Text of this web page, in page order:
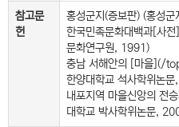
참고문
헌
홍성군지(증보판) (홍성
한국민족문화대백과[사
문화연구원, 1991)
충남 서해안의 [마을](/
한양대학교 석사학위논
내포지역 마을신앙의 전
대학교 박사학위논문,